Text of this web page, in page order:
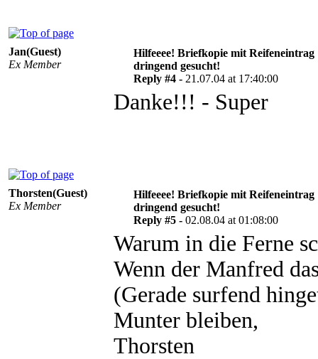
Jan(Guest)
Ex Member
Hilfeeee! Briefkopie mit Reifeneintrag
dringend gesucht!
Reply #4 - 21.07.04 at 17:40:00
Danke!!! - Super
Thorsten(Guest)
Ex Member
Hilfeeee! Briefkopie mit Reifeneintrag
dringend gesucht!
Reply #5 - 02.08.04 at 01:08:00
Warum in die Ferne
Wenn der Manfred
(Gerade surfend
Munter bleiben,
Thorsten